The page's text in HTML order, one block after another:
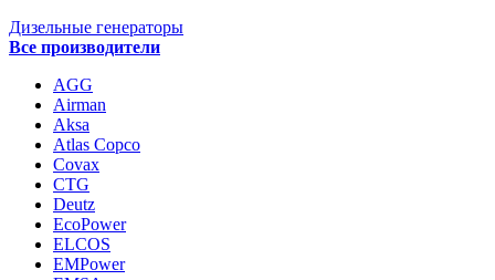
Дизельные генераторы
Все производители
AGG
Airman
Aksa
Atlas Copco
Covax
CTG
Deutz
EcoPower
ELCOS
EMPower